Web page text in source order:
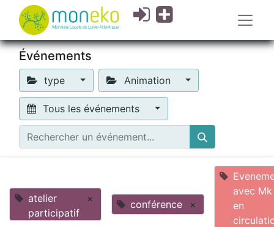
Événements
type Animation
Tous les événements
atelier
participatif
× conférence ×
avec Mk
en